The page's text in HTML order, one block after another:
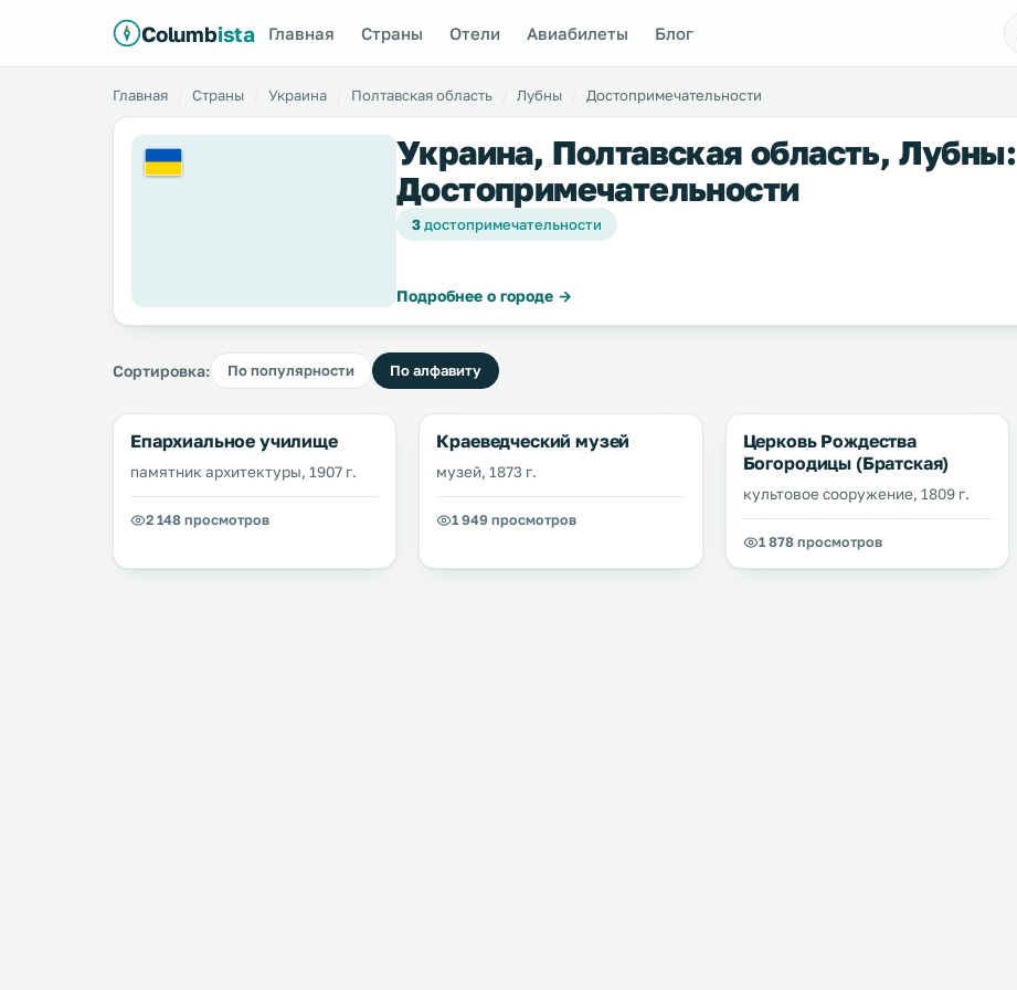
Columbista Главная Страны Отели Авиабилеты Блог
Главная Страны Украина Полтавская область Лубны Достопримечательности
Украина, Полтавская область, Лубны:
Достопримечательности
3достопримечательности
Подробнее о городе →
Сортировка: По популярности По алфавиту
Епархиальное училище
памятник архитектуры, 1907 г.
2 148 просмотров
Краеведческий музей
музей, 1873 г.
1 949 просмотров
Церковь Рождества
Богородицы (Братская)
культовое сооружение, 1809 г.
1 878 просмотров